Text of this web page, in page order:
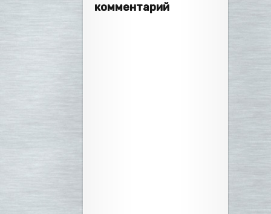
комментарий